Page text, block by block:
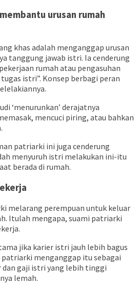
urusan rumah
khas adalah menganggap urusan
tanggung jawab istri. Ia cenderung
rumah atau pengasuhan
istri”. Konsep berbagi peran
‘menurunkan’ derajatnya
mencuci piring, atau bahkan
patriarki ini juga cenderung
menyuruh istri melakukan ini-itu
berada di rumah.
melarang perempuan untuk keluar
Itulah mengapa, suami patriarki
jika karier istri jauh lebih bagus
menganggap itu sebagai
dan gaji istri yang lebih tinggi
lemah.